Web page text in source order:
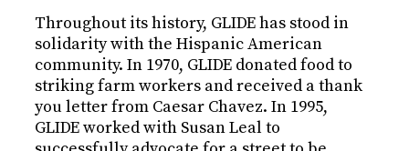
Throughout its history, GLIDE has stood in
solidarity with the Hispanic American
community. In 1970, GLIDE donatedfood to
striking farm workers and received a thank
you letter from Caesar Chavez. In 1995,
GLIDE worked with Susan Leal to